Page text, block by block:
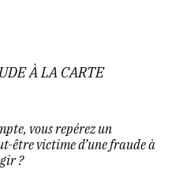
À LA CARTE
vous repérez un
être victime d’une fraude à
?